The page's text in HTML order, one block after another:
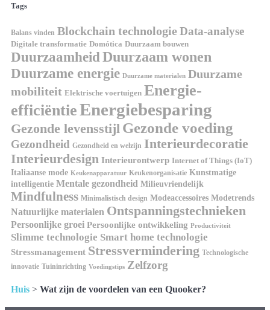
Tags
Balans vinden Blockchain technologieData-analyse
Digitale transformatie Domótica Duurzaam bouwen
DuurzaamheidDuurzaam wonen
Duurzame energie Duurzame materialen Duurzame
mobiliteit Elektrische voertuigen Energie-
efficiëntieEnergiebesparing
Gezonde levensstijl Gezonde voeding
Gezondheid Gezondheid en welzijn Interieurdecoratie
Interieurdesign Interieurontwerp Internet of Things (IoT)
Italiaanse mode Keukenapparatuur Keukenorganisatie Kunstmatige
intelligentie Mentale gezondheid Milieuvriendelijk
Mindfulness Minimalistisch design Modeaccessoires Modetrends
Natuurlijke materialen Ontspanningstechnieken
Persoonlijke groei Persoonlijke ontwikkeling Productiviteit
Slimme technologie Smart home technologie
Stressmanagement Stressvermindering Technologische
innovatie Tuininrichting Voedingstips Zelfzorg
Huis > Wat zijn de voordelen van een Quooker?